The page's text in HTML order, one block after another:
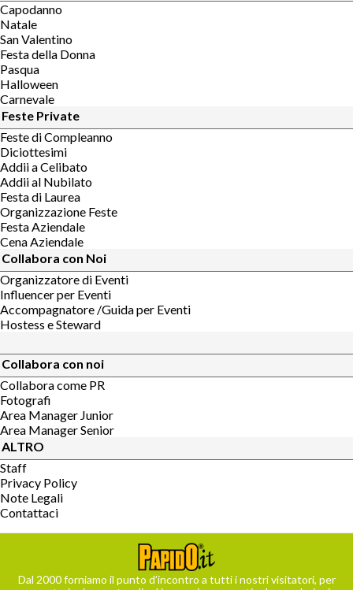
Capodanno
Natale
San Valentino
Festa della Donna
Pasqua
Halloween
Carnevale
Feste Private
Feste di Compleanno
Diciottesimi
Addii a Celibato
Addii al Nubilato
Festa di Laurea
Organizzazione Feste
Festa Aziendale
Cena Aziendale
Collabora con Noi
Organizzatore di Eventi
Influencer per Eventi
Accompagnatore /Guida per Eventi
Hostess e Steward
Collabora con noi
Collabora come PR
Fotografi
Area Manager Junior
Area Manager Senior
ALTRO
Staff
Privacy Policy
Note Legali
Contattaci
Dal 2000 forniamo il punto d’incontro a tutti i nostri visitatori, per